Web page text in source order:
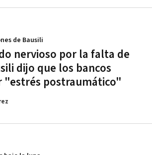
nervioso por la falta de
dijo que los bancos
"estrés postraumático"
de Bausili